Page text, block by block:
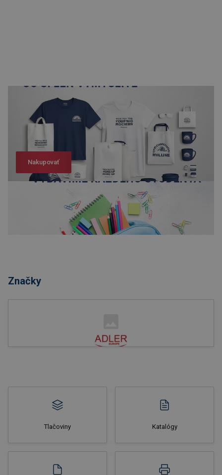
Nakupovať
Značky
Tlačoviny Katalógy